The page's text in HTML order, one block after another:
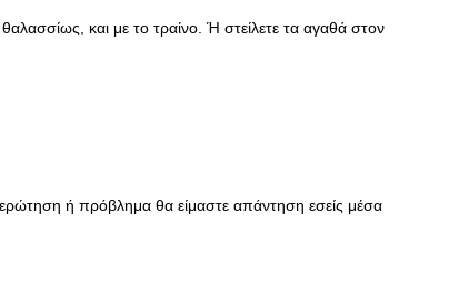
και με το τραίνο. Ή στείλετε τα αγαθά στον
ή πρόβλημα θα είμαστε απάντηση εσείς μέσα